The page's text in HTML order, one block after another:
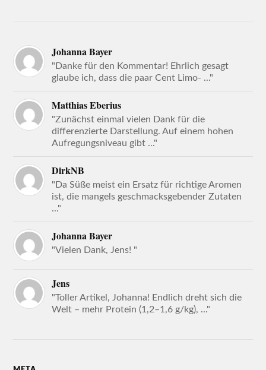
Johanna Bayer
"Danke für den Kommentar! Ehrlich gesagt
glaube ich, dass die paar Cent Limo- ..."
Matthias Eberius
"Zunächst einmal vielen Dank für die
differenzierte Darstellung. Auf einem hohen
Aufregungsniveau gibt ..."
DirkNB
"Da Süße meist ein Ersatz für richtige Aromen
ist, die mangels geschmacksgebender Zutaten
..."
Johanna Bayer
"Vielen Dank, Jens! "
Jens
"Toller Artikel, Johanna! Endlich dreht sich die
Welt – mehr Protein (1,2–1,6 g/kg), ..."